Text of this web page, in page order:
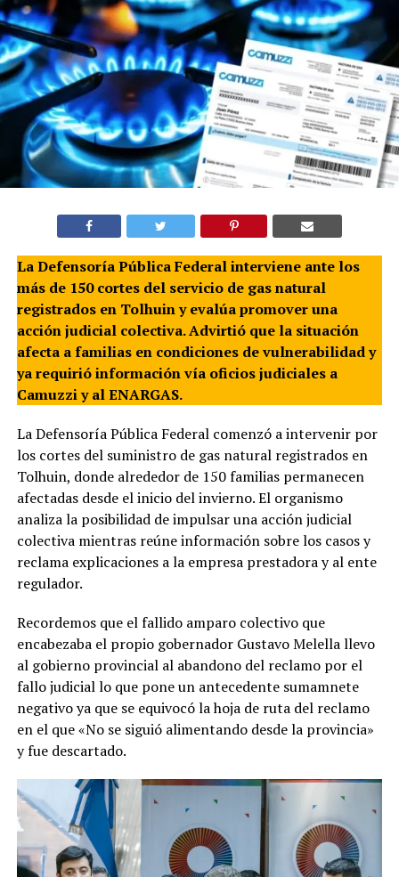
La Defensoría Pública Federal interviene ante los
más de 150 cortes del servicio de gas natural
registrados en Tolhuin y evalúa promover una
acción judicial colectiva. Advirtió que la situación
afecta a familias en condiciones de vulnerabilidad y
ya requirió información vía oficios judiciales a
Camuzzi y al ENARGAS.
La Defensoría Pública Federal comenzó a intervenir por
los cortes del suministro de gas natural registrados en
Tolhuin, donde alrededor de 150 familias permanecen
afectadas desde el inicio del invierno. El organismo
analiza la posibilidad de impulsar una acción judicial
colectiva mientras reúne información sobre los casos y
reclama explicaciones a la empresa prestadora y al ente
regulador.
Recordemos que el fallido amparo colectivo que
encabezaba el propio gobernador Gustavo Melella llevo
al gobierno provincial al abandono del reclamo por el
fallo judicial lo que pone un antecedente sumamnete
negativo ya que se equivocó la hoja de ruta del reclamo
en el que «No se siguió alimentando desde la provincia»
y fue descartado.